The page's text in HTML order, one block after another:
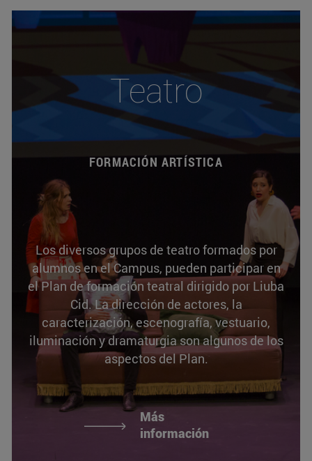
Teatro
FORMACIÓN ARTÍSTICA
Los diversos grupos de teatro formados por
alumnos en el Campus, pueden participar en
el Plan de formación teatral dirigido por Liuba
Cid. La dirección de actores, la
caracterización, escenografía, vestuario,
iluminación y dramaturgia son algunos de los
aspectos del Plan.
Más
información